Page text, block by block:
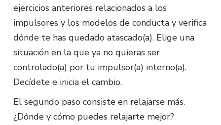
ejercicios anteriores relacionados a los
impulsores y los modelos de conducta y verifica
dónde te has quedado atascado(a). Elige una
situación en la que ya no quieras ser
controlado(a) por tu impulsor(a) interno(a).
Decídete e inicia el cambio.
El segundo paso consiste en relajarse más.
¿Dónde y cómo puedes relajarte mejor?